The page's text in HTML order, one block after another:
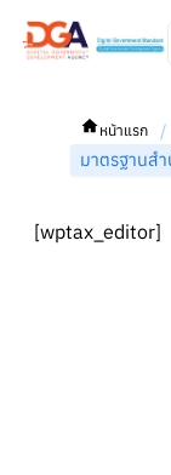
หน้าแรก /
มาตรฐานสํ
[wptax_editor]